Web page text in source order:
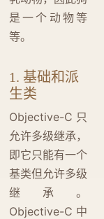
是一个动物等
等。
1. 基础和派
生类
Objective-C 只
允许多级继承，
即它只能有一个
基类但允许多级
继承。
Objective-C 中